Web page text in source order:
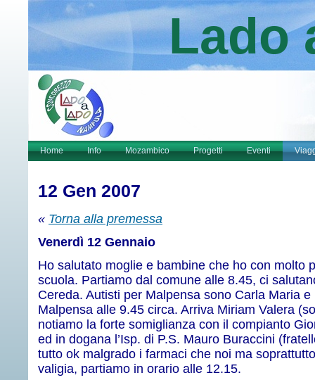
Lado
Home Info Mozambico Progetti Eventi
12 Gen 2007
« Torna alla premessa
Venerdì 12 Gennaio
Ho salutato moglie e bambine che ho con molto
scuola. Partiamo dal comune alle 8.45, ci
Cereda. Autisti per Malpensa sono Carla Maria
Malpensa alle 9.45 circa. Arriva Miriam Valera
notiamo la forte somiglianza con il compianto
ed in dogana l’Isp. di P.S. Mauro Buraccini
tutto ok malgrado i farmaci che noi ma
valigia, partiamo in orario alle 12.15.